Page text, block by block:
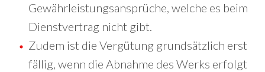
Gewährleistungsansprüche, welche es beim
Dienstvertrag nicht gibt.
Zudem ist die Vergütung grundsätzlich erst
fällig, wenn die Abnahme des Werks erfolgt